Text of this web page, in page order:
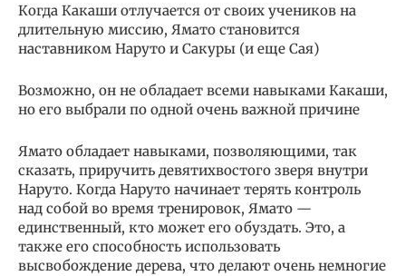
Когда Какаши отлучается от своих учеников на
длительную миссию, Ямато становится
наставником Наруто и Сакуры (и еще Сая)
Возможно, он не обладает всеми навыками Какаши,
но его выбрали по одной очень важной причине
Ямато обладает навыками, позволяющими, так
сказать, приручить девятихвостого зверя внутри
Наруто. Когда Наруто начинает терять контроль
над собой во время тренировок, Ямато —
единственный, кто может его обуздать. Это, а
также его способность использовать
высвобождение дерева, что делают очень немногие